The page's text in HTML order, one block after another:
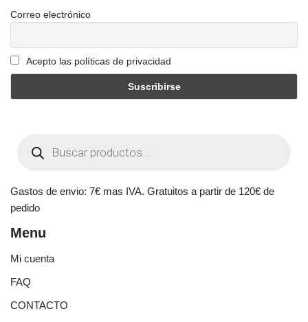
Correo electrónico
Acepto las políticas de privacidad
Gastos de envio: 7€ mas IVA. Gratuitos a partir de 120€ de
pedido
Menu
Mi cuenta
FAQ
CONTACTO